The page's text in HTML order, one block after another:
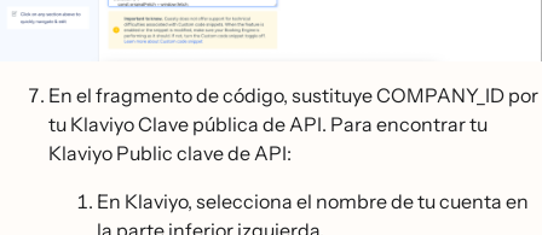
En el fragmento de código, sustituye COMPANY_ID por
tu Klaviyo Clave pública de API. Para encontrar tu
Klaviyo Public clave de API:
En Klaviyo, selecciona el nombre de tu cuenta en
la parte inferior izquierda.